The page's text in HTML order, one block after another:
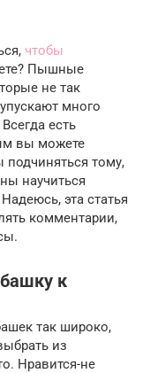
чтобы
Пышные
не так
много
есть
вы можете
тому,
научиться
эта статья
комментарии,
к
так широко,
из
Нравится-не